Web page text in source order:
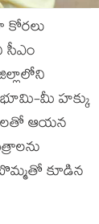
సీఎం
మీ హ‌క్కు
ఆయ‌న
కూడిన